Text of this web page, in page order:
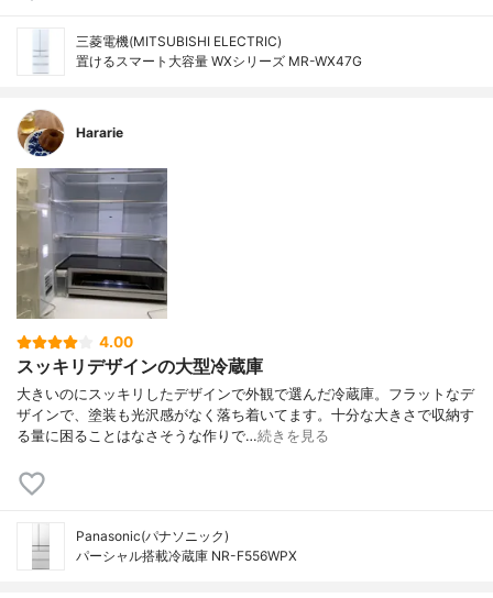
三菱電機(MITSUBISHI ELECTRIC)
置けるスマート大容量 WXシリーズ MR-WX47G
Hararie
4.00
スッキリデザインの大型冷蔵庫
大きいのにスッキリしたデザインで外観で選んだ冷蔵庫。フラットなデ
ザインで、塗装も光沢感がなく落ち着いてます。十分な大きさで収納す
る量に困ることはなさそうな作りで…続きを見る
Panasonic(パナソニック)
パーシャル搭載冷蔵庫 NR-F556WPX